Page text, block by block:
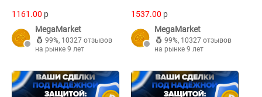
1161.00 p
MegaMarket
99%, 10327 отзывов
на рынке 9 лет
1537.00 p
MegaMarket
99%, 10327 отзывов
на рынке 9 лет